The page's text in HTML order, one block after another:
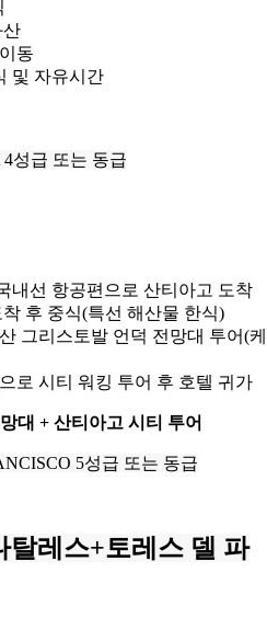
산
동
및 자유시간
성급 또는 동급
내선 항공편으로 산티아고 도착
후 중식(특선 해산물 한식)
그리스토발 언덕 전망대 투어(케
로 시티 워킹 투어 후 호텔 귀가
대 + 산티아고 시티 투어
5성급 또는 동급
탈레스+토레스 델 파